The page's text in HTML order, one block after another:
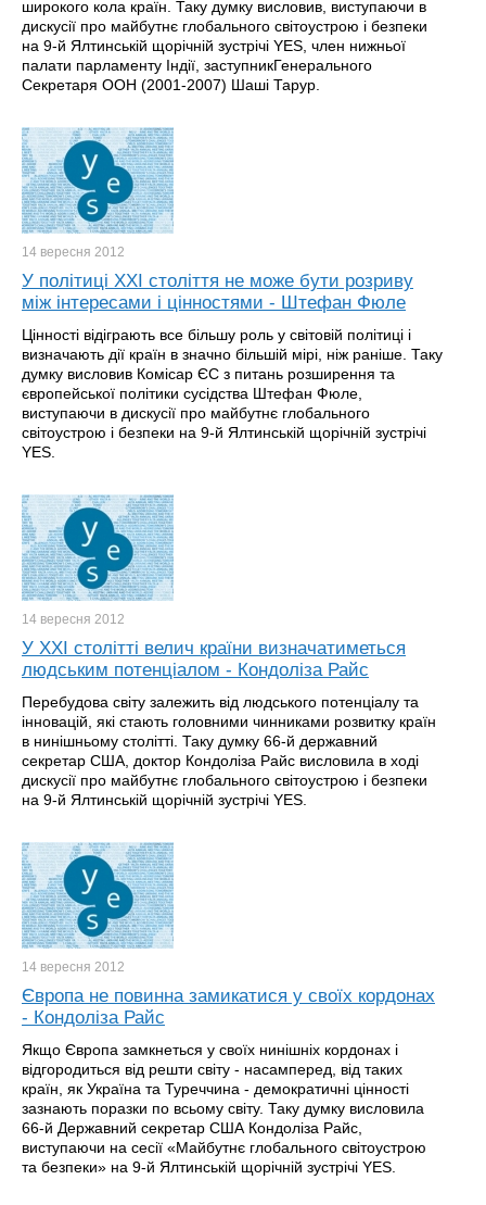
широкого кола країн. Таку думку висловив, виступаючи в
дискусії про майбутнє глобального світоустрою і безпеки
на 9-й Ялтинській щорічній зустрічі YES, член нижньої
палати парламенту Індії, заступникГенерального
Секретаря ООН (2001-2007) Шаші Тарур.
14 вересня 2012
У політиці XXI століття не може бути розриву
між інтересами і цінностями - Штефан Фюле
Цінності відіграють все більшу роль у світовій політиці і
визначають дії країн в значно більшій мірі, ніж раніше. Таку
думку висловив Комісар ЄС з питань розширення та
європейської політики сусідства Штефан Фюле,
виступаючи в дискусії про майбутнє глобального
світоустрою і безпеки на 9-й Ялтинській щорічній зустрічі
YES.
14 вересня 2012
У XXI столітті велич країни визначатиметься
людським потенціалом - Кондоліза Райс
Перебудова світу залежить від людського потенціалу та
інновацій, які стають головними чинниками розвитку країн
в нинішньому столітті. Таку думку 66-й державний
секретар США, доктор Кондоліза Райс висловила в ході
дискусії про майбутнє глобального світоустрою і безпеки
на 9-й Ялтинській щорічній зустрічі YES.
14 вересня 2012
Європа не повинна замикатися у своїх кордонах
- Кондоліза Райс
Якщо Європа замкнеться у своїх нинішніх кордонах і
відгородиться від решти світу - насамперед, від таких
країн, як Україна та Туреччина - демократичні цінності
зазнають поразки по всьому світу. Таку думку висловила
66-й Державний секретар США Кондоліза Райс,
виступаючи на сесії «Майбутнє глобального світоустрою
та безпеки» на 9-й Ялтинській щорічній зустрічі YES.